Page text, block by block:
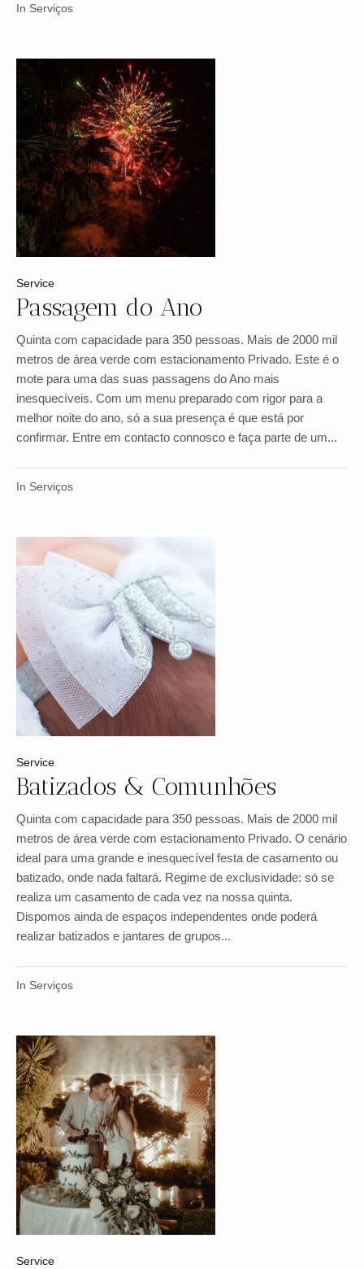
In Serviços
Service
Passagem do Ano
Quinta com capacidade para 350 pessoas. Mais de 2000 mil
metros de área verde com estacionamento Privado. Este é o
mote para uma das suas passagens do Ano mais
inesquecíveis. Com um menu preparado com rigor para a
melhor noite do ano, só a sua presença é que está por
confirmar. Entre em contacto connosco e faça parte de um...
In Serviços
Service
Batizados & Comunhões
Quinta com capacidade para 350 pessoas. Mais de 2000 mil
metros de área verde com estacionamento Privado. O cenário
ideal para uma grande e inesquecível festa de casamento ou
batizado, onde nada faltará. Regime de exclusividade: só se
realiza um casamento de cada vez na nossa quinta.
Dispomos ainda de espaços independentes onde poderá
realizar batizados e jantares de grupos...
In Serviços
Service